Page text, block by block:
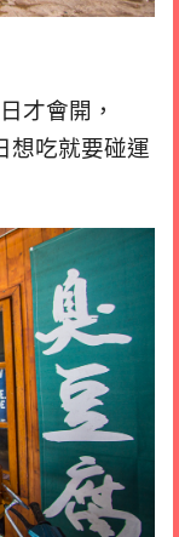
才會開，
想吃就要碰運